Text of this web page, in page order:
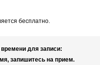
бесплатно.
для записи:
запишитесь на прием.